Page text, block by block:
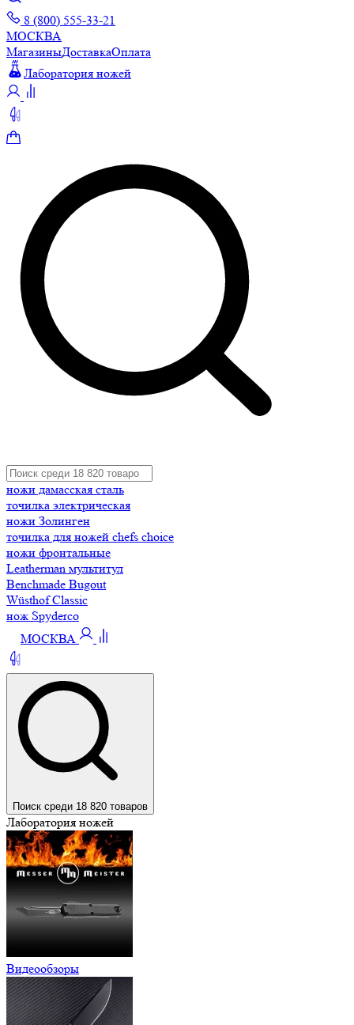
8 (800) 555-33-21
МОСКВА
МагазиныДоставкаОплата
Лаборатория ножей
ножи дамасская сталь
точилка электрическая
ножи Золинген
точилка для ножей chefs choice
ножи фронтальные
Leatherman мультитул
Benchmade Bugout
Wüsthof Classic
нож Spyderco
МОСКВА
Поиск среди 18 820 товаров
Лаборатория ножей
Видеообзоры